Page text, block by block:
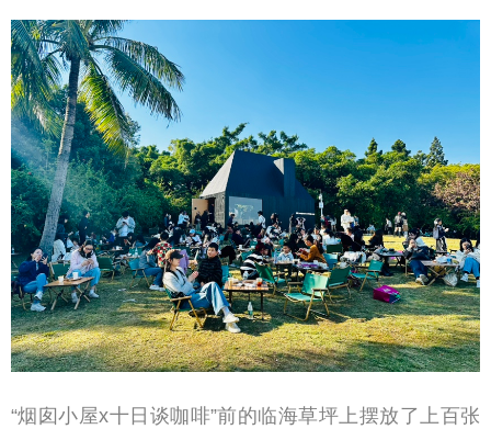
“烟囱小屋x十日谈咖啡”前的临海草坪上摆放了上百张